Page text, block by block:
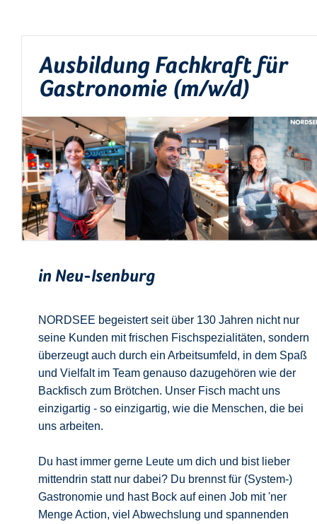
Ausbildung Fachkraft für
Gastronomie (m/w/d)
in Neu-Isenburg
NORDSEE begeistert seit über 130 Jahren nicht nur
seine Kunden mit frischen Fischspezialitäten, sondern
überzeugt auch durch ein Arbeitsumfeld, in dem Spaß
und Vielfalt im Team genauso dazugehören wie der
Backfisch zum Brötchen. Unser Fisch macht uns
einzigartig - so einzigartig, wie die Menschen, die bei
uns arbeiten.
Du hast immer gerne Leute um dich und bist lieber
mittendrin statt nur dabei? Du brennst für (System-)
Gastronomie und hast Bock auf einen Job mit 'ner
Menge Action, viel Abwechslung und spannenden